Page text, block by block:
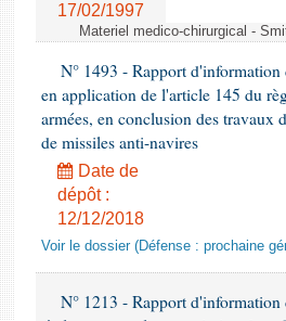
17/02/1997
Materiel medico-chirurgical -
N° 1493 - Rapport
en application de l'article 145 du
armées, en conclusion des
de missiles anti-navires
Date de
dépôt :
12/12/2018
Voir le dossier (Défense : prochaine
N° 1213 - Rapport